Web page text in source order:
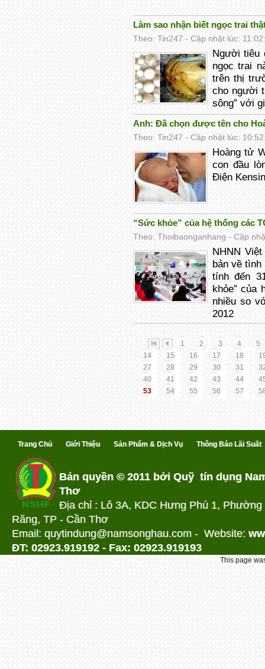
Làm sao nhận biết ngọc trai
Theo: Tin247 - Cập nhật lúc:
Người tiêu
ngọc trai
trên thị
cho người
sông” với
Anh: Đã chọn được tên cho
Theo: Tin247 - Cập nhật lúc:
Hoàng tử
con đầu
Điện
“Sức khỏe” của hệ thống các
Theo: Thoibaonganhang - Cập
NHNN
bản về tình
tính đến
khỏe” của
nhiều so
2012
1 2 3 4
5
14
15 16 17 18
27
28 29 30 31
40
41 42 43 44
53
54 55 56 57
Trang Chủ Giới Thiệu Sản Phẩm & Dịch Vụ Thông Báo Lãi Suất
Bản quyền © 2011 bởi Quỹ tín dụng
Thơ
Địa chỉ : Lô 3A, KDC Hưng Phú 1,
Răng, TP - Cần Thơ
Email: quytindung@namsonghau.com - Website:
ĐT: 02923.919192 - Fax: 02923.919193
This page